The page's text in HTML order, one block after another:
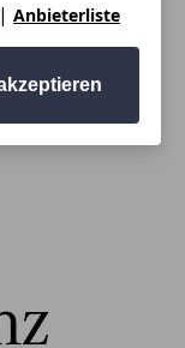
| Anbieterliste